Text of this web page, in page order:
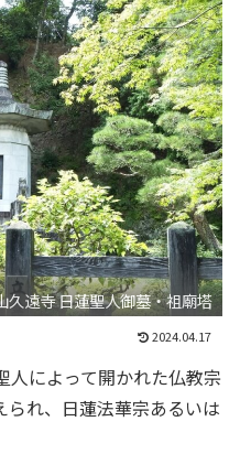
久遠寺 日蓮聖人御墓・祖廟塔
2024.04.17
人によって開かれた仏教宗
れ、日蓮法華宗あるいは